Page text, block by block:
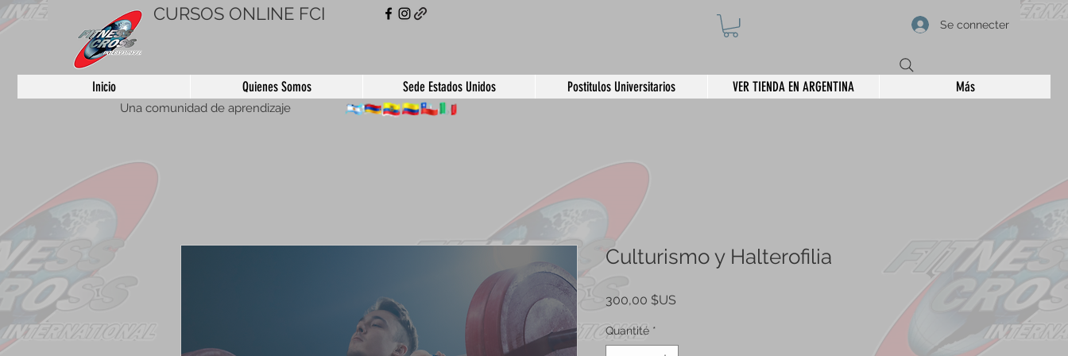
CURSOS ONLINE FCI
Una comunidad de aprendizaje
Se connecter
Inicio Quienes Somos Sede Estados Unidos Postitulos Universitarios VER TIENDA EN ARGENTINA Más
Culturismo y Halterofilia
300,00 $US
Quantité *